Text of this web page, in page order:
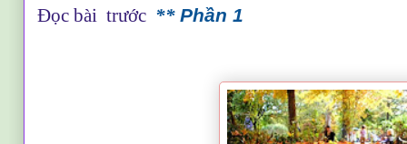
Đọc bài trước ** Phần 1